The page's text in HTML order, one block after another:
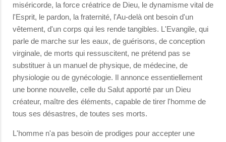
miséricorde, la force créatrice de Dieu, le dynamisme vital de
l'Esprit, le pardon, la fraternité, l'Au-delà ont besoin d'un
vêtement, d'un corps qui les rende tangibles. L'Evangile, qui
parle de marche sur les eaux, de guérisons, de conception
virginale, de morts qui ressuscitent, ne prétend pas se
substituer à un manuel de physique, de médecine, de
physiologie ou de gynécologie. Il annonce essentiellement
une bonne nouvelle, celle du Salut apporté par un Dieu
créateur, maître des éléments, capable de tirer l'homme de
tous ses désastres, de toutes ses morts.
L'homme n'a pas besoin de prodiges pour accepter une